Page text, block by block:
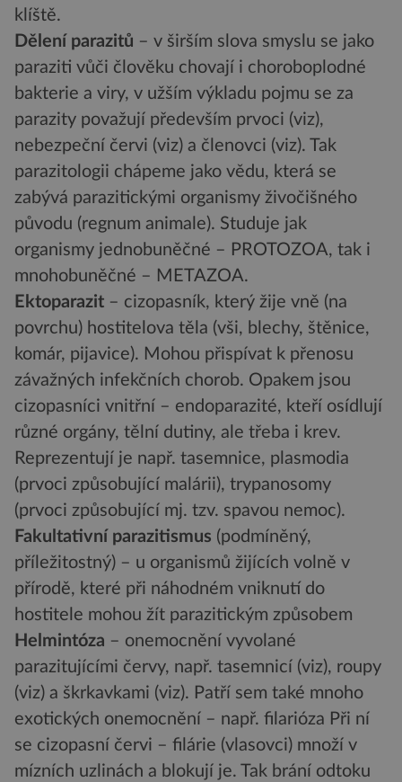
klíště.
Dělení parazitů – v širším slova smyslu se jako
paraziti vůči člověku chovají i choroboplodné
bakterie a viry, v užším výkladu pojmu se za
parazity považují především prvoci (viz),
nebezpeční červi (viz) a členovci (viz). Tak
parazitologii chápeme jako vědu, která se
zabývá parazitickými organismy živočišného
původu (regnum animale). Studuje jak
organismy jednobuněčné – PROTOZOA, tak i
mnohobuněčné – METAZOA.
Ektoparazit – cizopasník, který žije vně (na
povrchu) hostitelova těla (vši, blechy, štěnice,
komár, pijavice). Mohou přispívat k přenosu
závažných infekčních chorob. Opakem jsou
cizopasníci vnitřní – endoparazité, kteří osídlují
různé orgány, tělní dutiny, ale třeba i krev.
Reprezentují je např. tasemnice, plasmodia
(prvoci způsobující malárii), trypanosomy
(prvoci způsobující mj. tzv. spavou nemoc).
Fakultativní parazitismus (podmíněný,
příležitostný) – u organismů žijících volně v
přírodě, které při náhodném vniknutí do
hostitele mohou žít parazitickým způsobem
Helmintóza – onemocnění vyvolané
parazitujícími červy, např. tasemnicí (viz), roupy
(viz) a škrkavkami (viz). Patří sem také mnoho
exotických onemocnění – např. filarióza Při ní
se cizopasní červi – filárie (vlasovci) množí v
mízních uzlinách a blokují je. Tak brání odtoku